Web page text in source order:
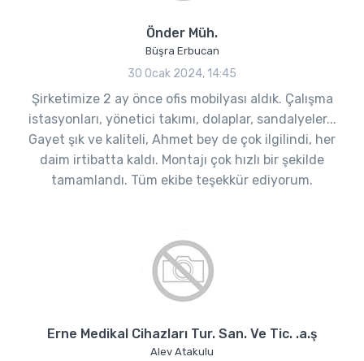
Önder Müh.
Büşra Erbucan
30 Ocak 2024, 14:45
Şirketimize 2 ay önce ofis mobilyası aldık. Çalışma
istasyonları, yönetici takımı, dolaplar, sandalyeler...
Gayet şık ve kaliteli, Ahmet bey de çok ilgilindi, her
daim irtibatta kaldı. Montajı çok hızlı bir şekilde
tamamlandı. Tüm ekibe teşekkür ediyorum.
Erne Medikal Cihazları Tur. San. Ve Tic. .a.ş
Alev Atakulu